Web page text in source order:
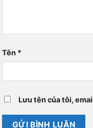
Tên *
Lưu tên của tôi,